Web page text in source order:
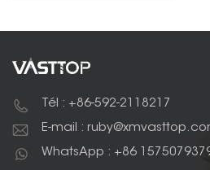
Tél : +86-592-2118217
E-mail :
WhatsApp : +86